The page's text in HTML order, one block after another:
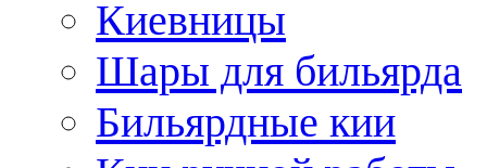
Киевницы
Шары для бильярда
Бильярдные кии